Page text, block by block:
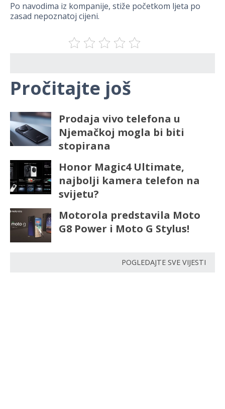
Po navodima iz kompanije, stiže početkom ljeta po
zasad nepoznatoj cijeni.
Pročitajte još
Prodaja vivo telefona u
Njemačkoj mogla bi biti
stopirana
Honor Magic4 Ultimate,
najbolji kamera telefon na
svijetu?
Motorola predstavila Moto
G8 Power i Moto G Stylus!
POGLEDAJTE SVE VIJESTI